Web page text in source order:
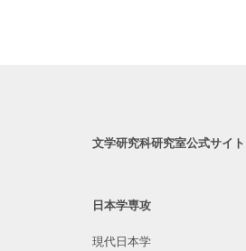
文学研究科研究室公式サイト
日本学専攻
現代日本学